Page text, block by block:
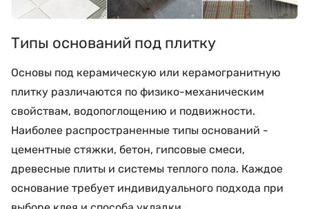
Типы оснований под плитку
Основы под керамическую или керамогранитную
плитку различаются по физико-механическим
свойствам, водопоглощению и подвижности.
Наиболее распространенные типы оснований -
цементные стяжки, бетон, гипсовые смеси,
древесные плиты и системы теплого пола. Каждое
основание требует индивидуального подхода при